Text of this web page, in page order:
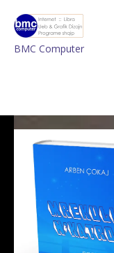
BMC Computer